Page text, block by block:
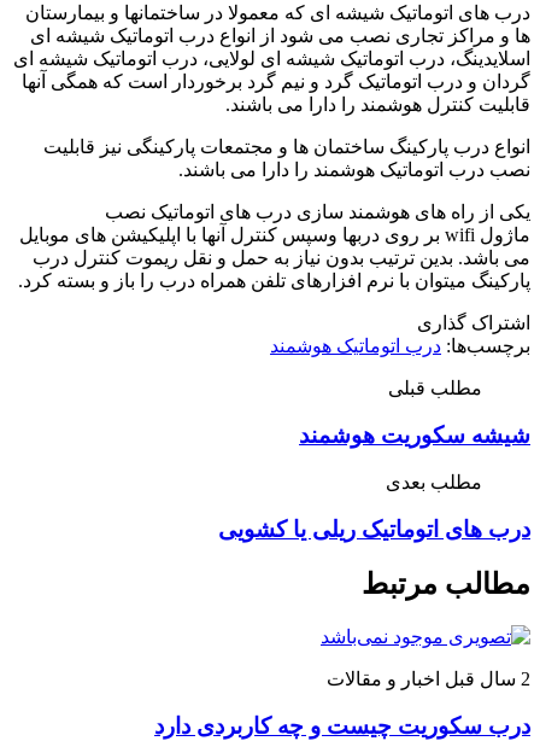
درب های اتوماتیک شیشه ای که معمولا در ساختمانها و بیمارستان
ها و مراکز تجاری نصب می شود از انواع درب اتوماتیک شیشه ای
اسلایدینگ، درب اتوماتیک شیشه ای لولایی، درب اتوماتیک شیشه ای
گردان و درب اتوماتیک گرد و نیم گرد برخوردار است که همگی آنها
قابلیت کنترل هوشمند را دارا می باشند.
انواع درب پارکینگ ساختمان ها و مجتمعات پارکینگی نیز قابلیت
نصب درب اتوماتیک هوشمند را دارا می باشند.
یکی از راه های هوشمند سازی درب های اتوماتیک نصب
ماژول wifi بر روی دربها وسپس کنترل آنها با اپلیکیشن های موبایل
می باشد. بدین ترتیب بدون نیاز به حمل و نقل ریموت کنترل درب
پارکینگ میتوان با نرم افزارهای تلفن همراه درب را باز و بسته کرد.
اشتراک گذاری
برچسب‌ها: درب اتوماتیک هوشمند
مطلب قبلی
شیشه سکوریت هوشمند
مطلب بعدی
درب های اتوماتیک ریلی یا کشویی
مطالب مرتبط
2 سال قبل اخبار و مقالات
درب سکوریت چیست و چه کاربردی دارد